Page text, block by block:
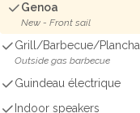
Genoa
New - Front sail
Grill/Barbecue/Plancha
Outside gas barbecue
Guindeau électrique
Indoor speakers